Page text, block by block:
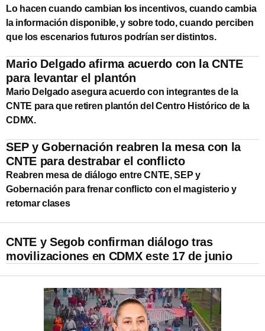
Lo hacen cuando cambian los incentivos, cuando cambia
la información disponible, y sobre todo, cuando perciben
que los escenarios futuros podrían ser distintos.
Mario Delgado afirma acuerdo con la CNTE
para levantar el plantón
Mario Delgado asegura acuerdo con integrantes de la
CNTE para que retiren plantón del Centro Histórico de la
CDMX.
SEP y Gobernación reabren la mesa con la
CNTE para destrabar el conflicto
Reabren mesa de diálogo entre CNTE, SEP y
Gobernación para frenar conflicto con el magisterio y
retomar clases
CNTE y Segob confirman diálogo tras
movilizaciones en CDMX este 17 de junio